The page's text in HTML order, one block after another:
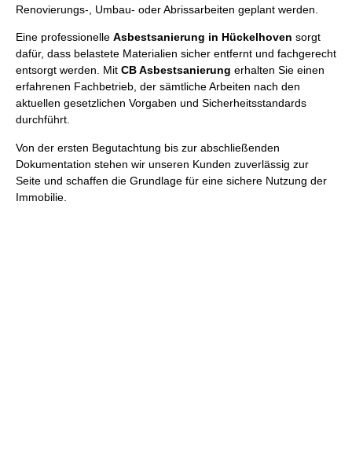
Renovierungs-, Umbau- oder Abrissarbeiten geplant werden.
Eine professionelle Asbestsanierung in Hückelhoven sorgt
dafür, dass belastete Materialien sicher entfernt und fachgerecht
entsorgt werden. Mit CB Asbestsanierung erhalten Sie einen
erfahrenen Fachbetrieb, der sämtliche Arbeiten nach den
aktuellen gesetzlichen Vorgaben und Sicherheitsstandards
durchführt.
Von der ersten Begutachtung bis zur abschließenden
Dokumentation stehen wir unseren Kunden zuverlässig zur
Seite und schaffen die Grundlage für eine sichere Nutzung der
Immobilie.